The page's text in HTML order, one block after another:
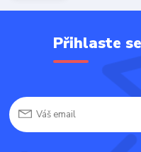
Přihlaste